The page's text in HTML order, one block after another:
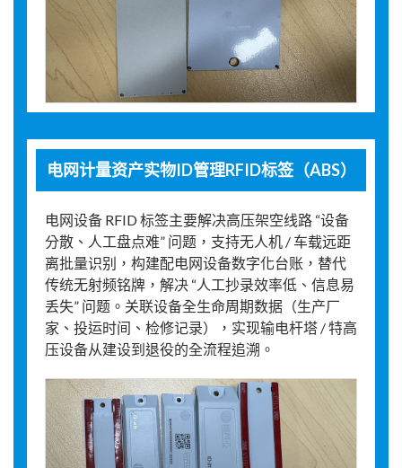
电网计量资产实物ID管理RFID标签（ABS）
电网设备 RFID 标签主要解决高压架空线路 “设备
分散、人工盘点难” 问题，支持无人机 / 车载远距
离批量识别，构建配电网设备数字化台账，替代
传统无射频铭牌，解决 “人工抄录效率低、信息易
丢失” 问题。关联设备全生命周期数据（生产厂
家、投运时间、检修记录），实现输电杆塔 / 特高
压设备从建设到退役的全流程追溯。